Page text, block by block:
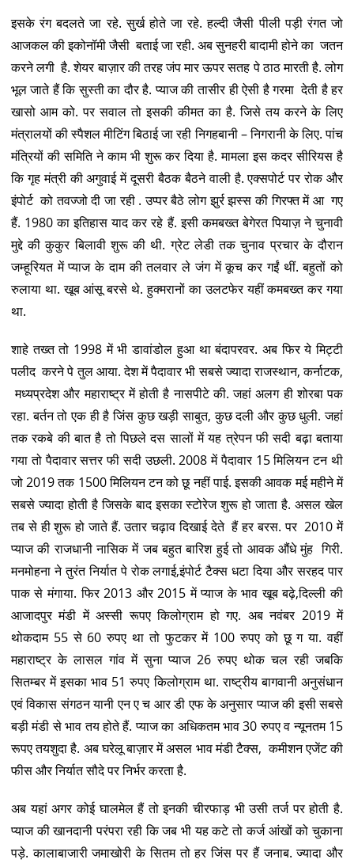
इसके रंग बदलते जा रहे. सुर्ख होते जा रहे. हल्दी जैसी पीली पड़ी रंगत जो
आजकल की इकोनॉमी जैसी बताई जा रही. अब सुनहरी बादामी होने का जतन
करने लगी है. शेयर बाज़ार की तरह जंप मार ऊपर सतह पे ठाठ मारती है. लोग
भूल जाते हैं कि सुस्ती का दौर है. प्याज की तासीर ही ऐसी है गरमा देती है हर
खासो आम को. पर सवाल तो इसकी कीमत का है. जिसे तय करने के लिए
मंत्रालयों की स्पैशल मीटिंग बिठाई जा रही निगहबानी – निगरानी के लिए. पांच
मंत्रियों की समिति ने काम भी शुरू कर दिया है. मामला इस कदर सीरियस है
कि गृह मंत्री की अगुवाई में दूसरी बैठक बैठने वाली है. एक्सपोर्ट पर रोक और
इंपोर्ट को तवज्जो दी जा रही . उप्पर बैठे लोग झुर्र झस्स की गिरफ्त में आ गए
हैं. 1980 का इतिहास याद कर रहे हैं. इसी कमबख्त बेगेरत पियाज़ ने चुनावी
मुद्दे की कुकुर बिलावी शुरू की थी. ग्रेट लेडी तक चुनाव प्रचार के दौरान
जम्हूरियत में प्याज के दाम की तलवार ले जंग में कूच कर गईं थीं. बहुतों को
रुलाया था. खूब आंसू बरसे थे. हुक्मरानों का उलटफेर यहीं कमबख्त कर गया
था.
शाहे तख्त तो 1998 में भी डावांडोल हुआ था बंदापरवर. अब फिर ये मिट्टी
पलीद करने पे तुल आया. देश में पैदावार भी सबसे ज्यादा राजस्थान, कर्नाटक,
मध्यप्रदेश और महाराष्ट्र में होती है नासपीटे की. जहां अलग ही शोरबा पक
रहा. बर्तन तो एक ही है जिंस कुछ खड़ी साबुत, कुछ दली और कुछ धुली. जहां
तक रकबे की बात है तो पिछले दस सालों में यह त्रेपन फी सदी बढ़ा बताया
गया तो पैदावार सत्तर फी सदी उछली. 2008 में पैदावार 15 मिलियन टन थी
जो 2019 तक 1500 मिलियन टन को छू नहीं पाई. इसकी आवक मई महीने में
सबसे ज्यादा होती है जिसके बाद इसका स्टोरेज शुरू हो जाता है. असल खेल
तब से ही शुरू हो जाते हैं. उतार चढ़ाव दिखाई देते हैं हर बरस. पर 2010 में
प्याज की राजधानी नासिक में जब बहुत बारिश हुई तो आवक औंधे मुंह गिरी.
मनमोहना ने तुरंत निर्यात पे रोक लगाई,इंपोर्ट टैक्स धटा दिया और सरहद पार
पाक से मंगाया. फिर 2013 और 2015 में प्याज के भाव खूब बढ़े,दिल्ली की
आजादपुर मंडी में अस्सी रूपए किलोग्राम हो गए. अब नवंबर 2019 में
थोकदाम 55 से 60 रुपए था तो फुटकर में 100 रुपए को छू ग या. वहीं
महाराष्ट्र के लासल गांव में सुना प्याज 26 रुपए थोक चल रही जबकि
सितम्बर में इसका भाव 51 रुपए किलोग्राम था. राष्ट्रीय बागवानी अनुसंधान
एवं विकास संगठन यानी एन ए च आर डी एफ के अनुसार प्याज की इसी सबसे
बड़ी मंडी से भाव तय होते हैं. प्याज का अधिकतम भाव 30 रुपए व न्यूनतम 15
रूपए तयशुदा है. अब घरेलू बाज़ार में असल भाव मंडी टैक्स, कमीशन एजेंट की
फीस और निर्यात सौदे पर निर्भर करता है.
अब यहां अगर कोई घालमेल हैं तो इनकी चीरफाड़ भी उसी तर्ज पर होती है.
प्याज की खानदानी परंपरा रही कि जब भी यह कटे तो कर्ज आंखों को चुकाना
पड़े. कालाबाजारी जमाखोरी के सितम तो हर जिंस पर हैं जनाब. ज्यादा और